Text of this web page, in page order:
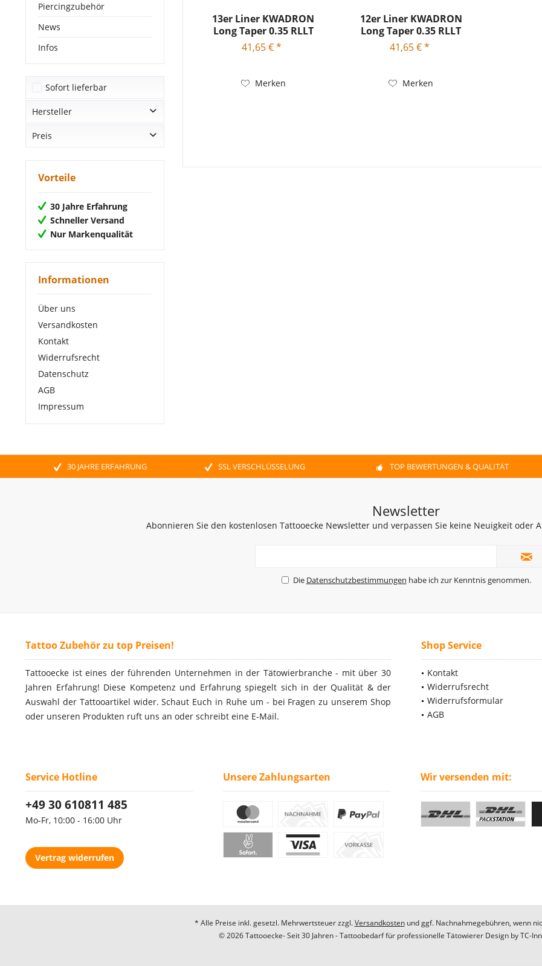
Piercingzubehör
News
Infos
Sofort lieferbar
Hersteller
Diverse
Preis
von29,75 €
Vorteile
30 Jahre Erfahrung
Schneller Versand
Nur Markenqualität
Informationen
Über uns
Versandkosten
Kontakt
Widerrufsrecht
Datenschutz
AGB
Impressum
13er Liner KWADRON
Long Taper 0.35 RLLT
41,65 € *
Merken
12er Liner KWADRON
Long Taper 0.35 RLLT
41,65 € *
Merken
30 JAHRE ERFAHRUNG SSL VERSCHLÜSSELUNG TOP BEWERTUNGEN & QUALITÄT
Newsletter
Abonnieren Sie den kostenlosen Tattooecke Newsletter und verpassen Sie keine Neuigkeit oder
Die Datenschutzbestimmungen habe ich zur Kenntnis genommen.
Tattoo Zubehör zu top Preisen!
Tattooecke ist eines der führenden Unternehmen in der Tätowierbranche - mit über 30
Jahren Erfahrung! Diese Kompetenz und Erfahrung spiegelt sich in der Qualität & der
Auswahl der Tattooartikel wider. Schaut Euch in Ruhe um - bei Fragen zu unserem Shop
oder unseren Produkten ruft uns an oder schreibt eine E-Mail.
Shop Service
Kontakt
Widerrufsrecht
Widerrufsformular
AGB
Service Hotline
+49 30 610811 485
Mo-Fr, 10:00 - 16:00 Uhr
Vertrag widerrufen
Unsere Zahlungsarten Wir versenden mit:
* Alle Preise inkl. gesetzl. Mehrwertsteuer zzgl.Versandkostenund ggf. Nachnahmegebühren, wenn
© 2026 Tattooecke- Seit 30 Jahren - Tattoobedarf für professionelle Tätowierer Design byTC-